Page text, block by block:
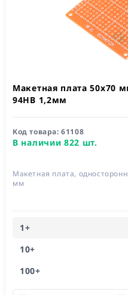
Макетная плата 50x70
94HB 1,2мм
Код товара:61108
В наличии 822 шт.
Макетная плата,
мм
1+
10+
100+